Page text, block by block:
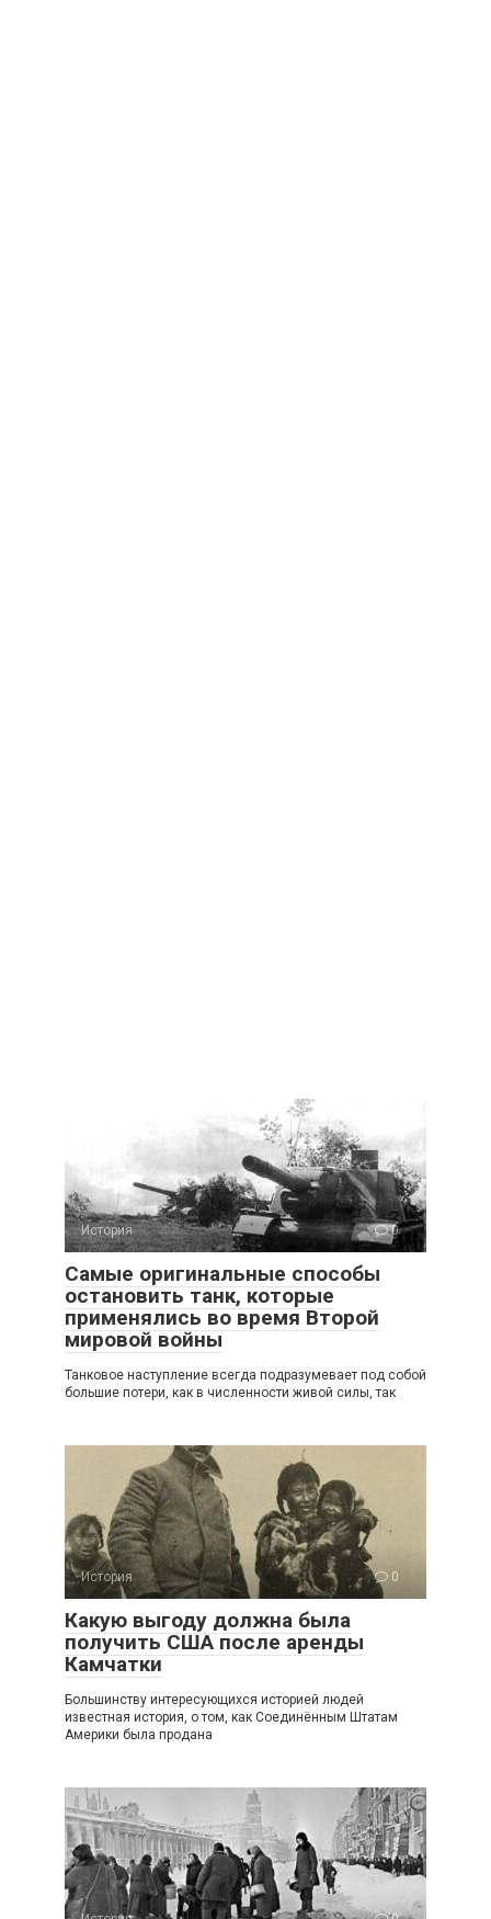
История 0
Самые оригинальные способы
остановить танк, которые
применялись во время Второй
мировой войны
Танковое наступление всегда подразумевает под собой
большие потери, как в численности живой силы, так
История 0
Какую выгоду должна была
получить США после аренды
Камчатки
Большинству интересующихся историей людей
известная история, о том, как Соединённым Штатам
Америки была продана